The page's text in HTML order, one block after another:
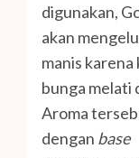
digunakan,
akan
manis
bunga melati
Aroma
dengan base